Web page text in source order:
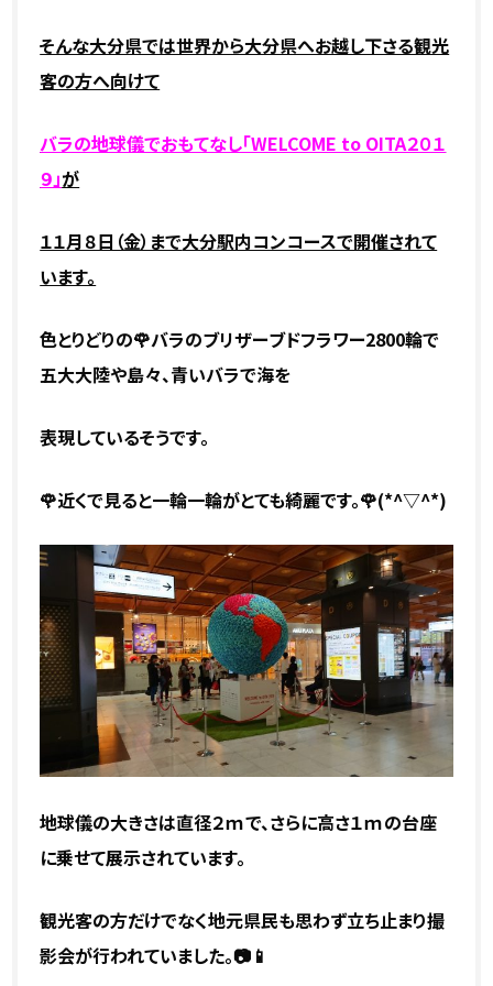
そんな大分県では世界から大分県へお越し下さる観光
客の方へ向けて
バラの地球儀でおもてなし「WELCOME to OITA２０１
９」が
１１月８日（金）まで大分駅内コンコースで開催されて
います。
色とりどりの🌹バラのブリザーブドフラワー2800輪で
五大大陸や島々、青いバラで海を
表現しているそうです。
🌹近くで見ると一輪一輪がとても綺麗です。🌹(*^▽^*)
地球儀の大きさは直径２ｍで、さらに高さ１ｍの台座
に乗せて展示されています。
観光客の方だけでなく地元県民も思わず立ち止まり撮
影会が行われていました。📷📱